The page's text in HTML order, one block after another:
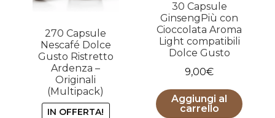
270 Capsule
Nescafé Dolce
Gusto Ristretto
Ardenza –
Originali
(Multipack)
IN OFFERTA!
30 Capsule
GinsengPiù con
Cioccolata Aroma
Light compatibili
Dolce Gusto
9,00€
Aggiungi al
carrello